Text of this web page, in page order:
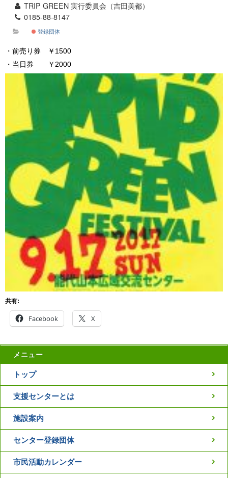
TRIP GREEN 実行委員会（吉田美都）
0185-88-8147
登録団体
・前売り券 ￥1500
・当日券 ￥2000
共有:
Facebook X
メニュー
トップ
支援センターとは
施設案内
センター登録団体
市民活動カレンダー